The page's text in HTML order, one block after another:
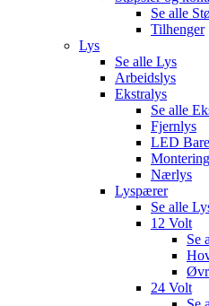
Se alle
Tilhenger
Lys
Se alle Lys
Arbeidslys
Ekstralys
Se alle
Fjernlys
LED
Nærlys
Lyspærer
Se alle
12 Volt
Se
24 Volt